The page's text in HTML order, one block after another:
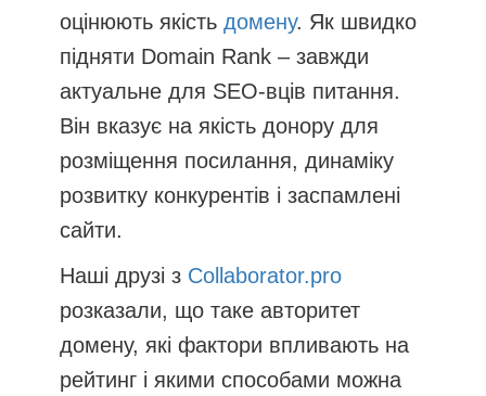
оцінюють якість домену. Як швидко
підняти Domain Rank – завжди
актуальне для SEO-вців питання.
Він вказує на якість донору для
розміщення посилання, динаміку
розвитку конкурентів і заспамлені
сайти.
Наші друзі з Collaborator.pro
розказали, що таке авторитет
домену, які фактори впливають на
рейтинг і якими способами можна